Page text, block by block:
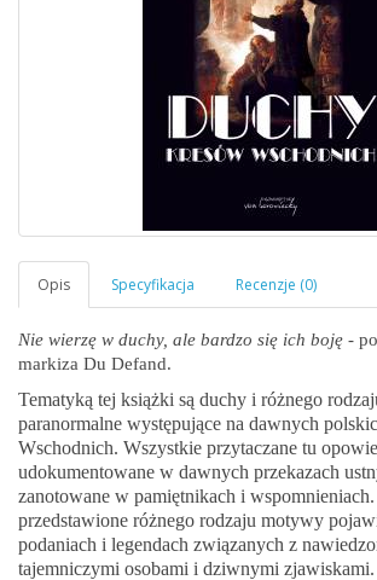
Nie wierzę w duchy, ale bardzo się ich boję -
markiza Du Defand.
Tematyką tej książki są duchy i różnego
paranormalne występujące na dawnych
Wschodnich. Wszystkie przytaczane tu
udokumentowane w dawnych przekazach
zanotowane w pamiętnikach i wspomnieniach.
przedstawione różnego rodzaju motywy
podaniach i legendach związanych z
tajemniczymi osobami i dziwnymi zjawiskami.